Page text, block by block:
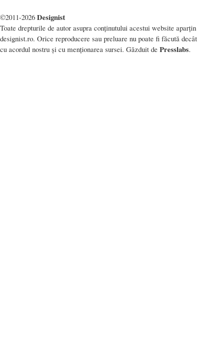
©2011-2026 Designist
Toate drepturile de autor asupra conținutului acestui website aparțin
designist.ro. Orice reproducere sau preluare nu poate fi făcută decât
cu acordul nostru și cu menționarea sursei. Găzduit de Presslabs.